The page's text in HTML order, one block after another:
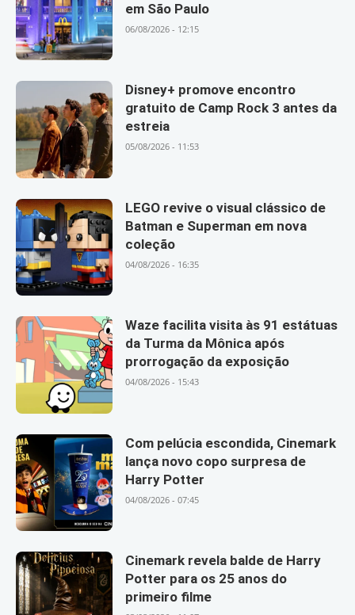
em São Paulo
06/08/2026 - 12:15
Disney+ promove encontro
gratuito de Camp Rock 3 antes da
estreia
05/08/2026 - 11:53
LEGO revive o visual clássico de
Batman e Superman em nova
coleção
04/08/2026 - 16:35
Waze facilita visita às 91 estátuas
da Turma da Mônica após
prorrogação da exposição
04/08/2026 - 15:43
Com pelúcia escondida, Cinemark
lança novo copo surpresa de
Harry Potter
04/08/2026 - 07:45
Cinemark revela balde de Harry
Potter para os 25 anos do
primeiro filme